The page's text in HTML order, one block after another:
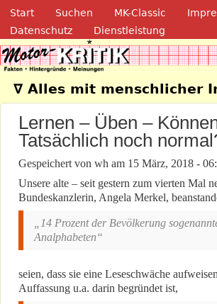
Direkt zum Inhalt
Navigation
Start Suchen MK-Classic
Datenschutz
Dienstleistung
Motor-
∇ Alles mit menschlicher
Lernen – Üben –
Tatsächlich noch
Gespeichert von wh am 15 März, 2018 -
Unsere alte – seit gestern zum vierten Mal
Bundeskanzlerin, Angela Merkel,
„14 Prozent der Bevölkerung
Analphabeten“
seien, dass sie eine Leseschwäche
Auffassung u.a. darin begründet ist,